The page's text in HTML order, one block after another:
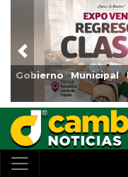
Reabrirá
Centro
Previous